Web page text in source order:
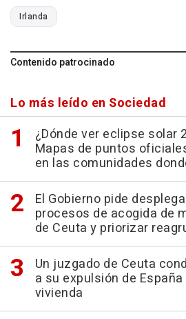
Irlanda
Contenido patrocinado
Lo más leído en Sociedad
¿Dónde ver eclipse solar
Mapas de puntos
en las comunidades
El Gobierno pide
procesos de acogida de
de Ceuta y priorizar
Un juzgado de Ceuta
a su expulsión de
vivienda